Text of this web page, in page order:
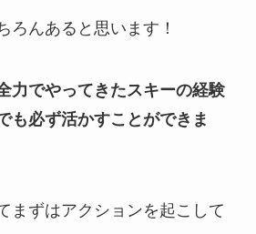
ろんあると思います！
力でやってきたスキーの経験
も必ず活かすことができま
まずはアクションを起こして